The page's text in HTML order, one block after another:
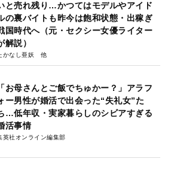
と売れ残り…かつてはモデルやアイド
の裏バイトも昨今は飽和状態・出稼ぎ
国時代へ（元・セクシー女優ライター
解説）
かなし亜妖
「お母さんとご飯でちゅかー？」アラフ
ー男性が婚活で出会った“失礼女”た
…低年収・実家暮らしのシビアすぎる
活事情
英社オンライン編集部